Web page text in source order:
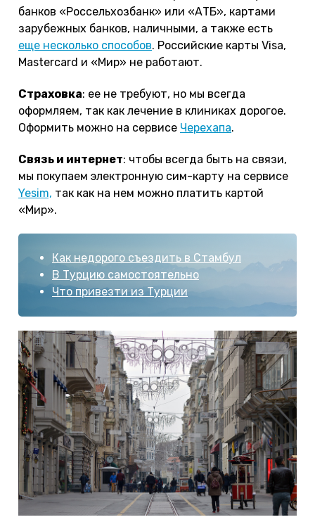
банков «Россельхозбанк» или «АТБ», картами
зарубежных банков, наличными, а также есть
еще несколько способов. Российские карты Visa,
Mastercard и «Мир» не работают.
Страховка: ее не требуют, но мы всегда
оформляем, так как лечение в клиниках дорогое.
Оформить можно на сервисе Черехапа.
Связь и интернет: чтобы всегда быть на связи,
мы покупаем электронную сим-карту на сервисе
Yesim, так как на нем можно платить картой
«Мир».
Как недорого съездить в Стамбул
В Турцию самостоятельно
Что привезти из Турции